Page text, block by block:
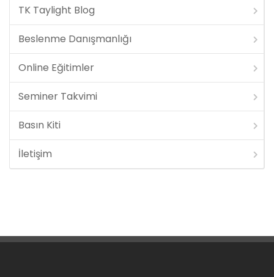
TK Taylight Blog
Beslenme Danışmanlığı
Online Eğitimler
Seminer Takvimi
Basın Kiti
İletişim